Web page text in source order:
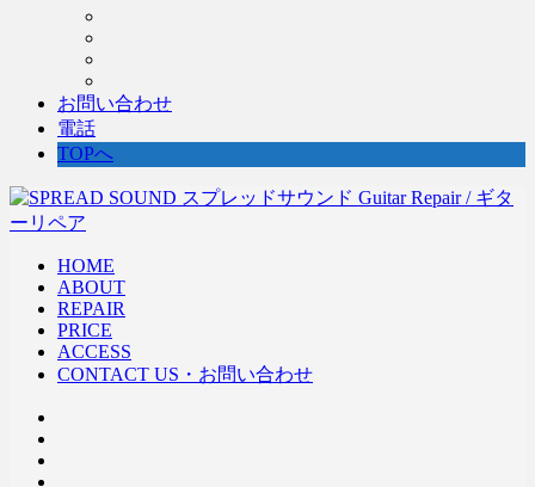
お問い合わせ
電話
TOPへ
HOME
ABOUT
REPAIR
PRICE
ACCESS
CONTACT US・お問い合わせ